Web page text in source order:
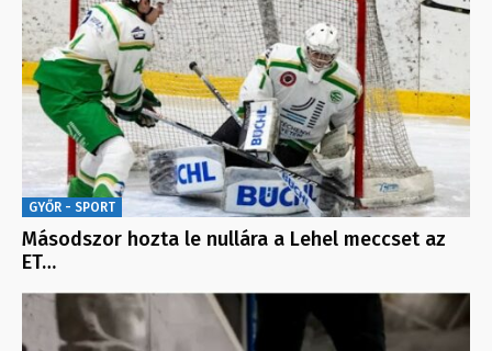
GYŐR - SPORT
Másodszor hozta le nullára a Lehel meccset az
ET…